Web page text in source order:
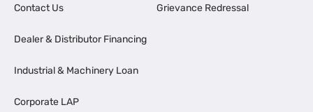
Contact Us
Dealer & Distributor Financing
Industrial & Machinery Loan
Corporate LAP
Grievance Redressal